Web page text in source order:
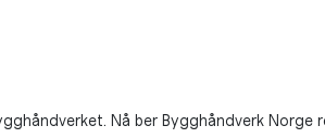
Nå ber Bygghåndverk